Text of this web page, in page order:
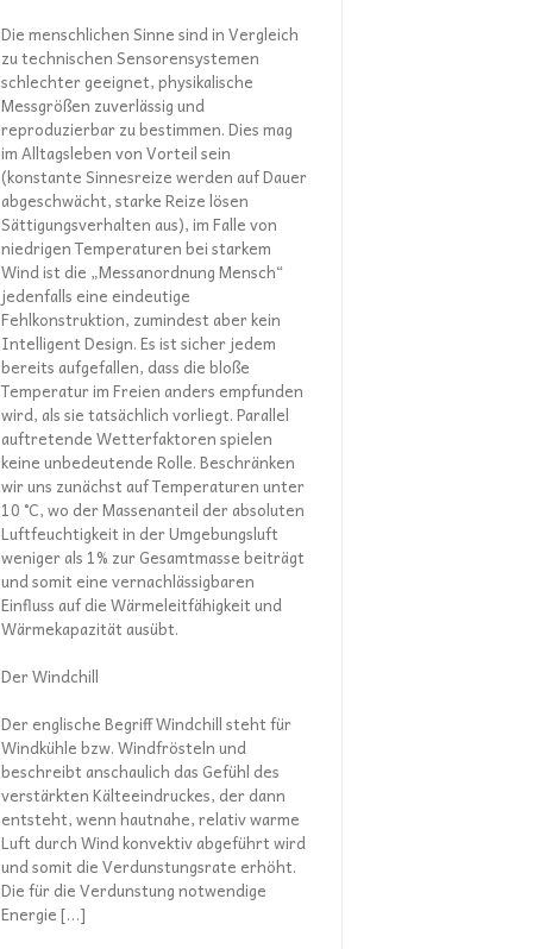
Die menschlichen Sinne sind in Vergleich
zu technischen Sensorensystemen
schlechter geeignet, physikalische
Messgrößen zuverlässig und
reproduzierbar zu bestimmen. Dies mag
im Alltagsleben von Vorteil sein
(konstante Sinnesreize werden auf Dauer
abgeschwächt, starke Reize lösen
Sättigungsverhalten aus), im Falle von
niedrigen Temperaturen bei starkem
Wind ist die „Messanordnung Mensch“
jedenfalls eine eindeutige
Fehlkonstruktion, zumindest aber kein
Intelligent Design. Es ist sicher jedem
bereits aufgefallen, dass die bloße
Temperatur im Freien anders empfunden
wird, als sie tatsächlich vorliegt. Parallel
auftretende Wetterfaktoren spielen
keine unbedeutende Rolle. Beschränken
wir uns zunächst auf Temperaturen unter
10 °C, wo der Massenanteil der absoluten
Luftfeuchtigkeit in der Umgebungsluft
weniger als 1% zur Gesamtmasse beiträgt
und somit eine vernachlässigbaren
Einfluss auf die Wärmeleitfähigkeit und
Wärmekapazität ausübt.
Der Windchill
Der englische Begriff Windchill steht für
Windkühle bzw. Windfrösteln und
beschreibt anschaulich das Gefühl des
verstärkten Kälteeindruckes, der dann
entsteht, wenn hautnahe, relativ warme
Luft durch Wind konvektiv abgeführt wird
und somit die Verdunstungsrate erhöht.
Die für die Verdunstung notwendige
Energie […]